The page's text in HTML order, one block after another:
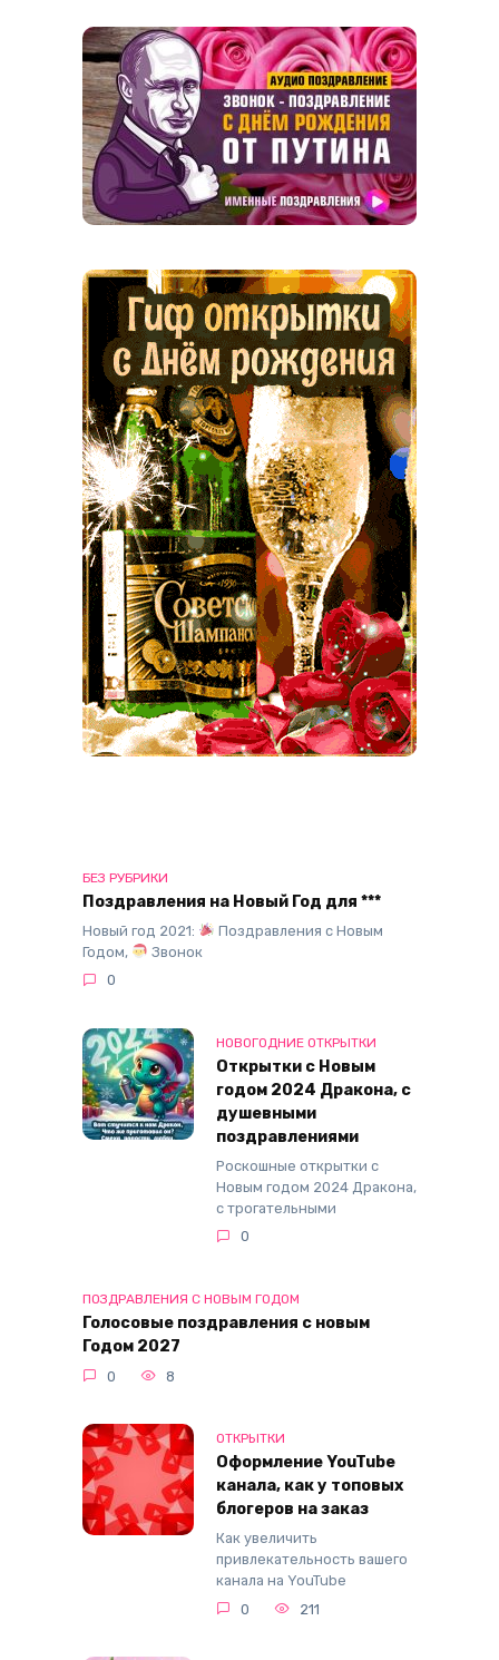
БЕЗ РУБРИКИ
Поздравления на Новый Год для ***
Новый год 2021:
Поздравления с Новым
Годом,
Звонок
0
НОВОГОДНИЕ ОТКРЫТКИ
Открытки с Новым
годом 2024 Дракона, с
душевными
поздравлениями
Роскошные открытки с
Новым годом 2024 Дракона,
с трогательными
0
ПОЗДРАВЛЕНИЯ С НОВЫМ ГОДОМ
Голосовые поздравления с новым
Годом 2027
0 8
ОТКРЫТКИ
Оформление YouTube
канала, как у топовых
блогеров на заказ
Как увеличить
привлекательность вашего
канала на YouTube
0
211